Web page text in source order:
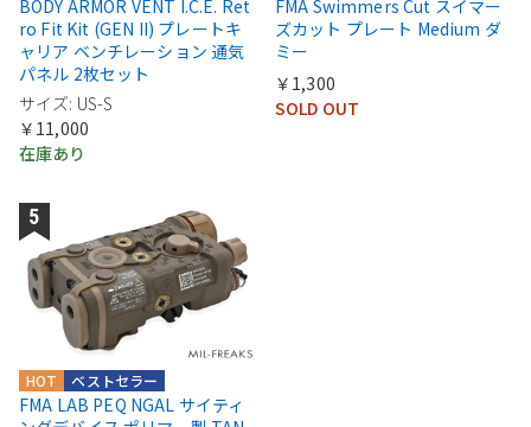
BODY ARMOR VENT I.C.E. Ret
ro Fit Kit (GEN II) プレートキ
ャリア ベンチレーション 通気
パネル 2枚セット
サイズ: US-S
￥11,000
在庫あり
FMA Swimmers Cut スイマー
ズカット プレート Medium ダ
ミー
￥1,300
SOLD OUT
ベストセラー
HOT
FMA LAB PEQ NGAL サイティ